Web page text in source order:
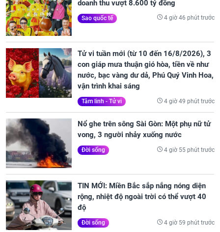
doanh thu vượt 8.600 tỷ đồng
Sao quốc tế 4 giờ 46 phút trước
Tử vi tuần mới (từ 10 đến 16/8/2026), 3
con giáp mưa thuận gió hòa, tiền về như
nước, bạc vàng dư dả, Phú Quý Vinh Hoa,
vận trình khai sáng
Tâm linh - Tử vi 4 giờ 49 phút trước
Nổ ghe trên sông Sài Gòn: Một phụ nữ tử
vong, 3 người nhảy xuống nước
Đời sống 4 giờ 55 phút trước
TIN MỚI: Miền Bắc sắp nắng nóng diện
rộng, nhiệt độ ngoài trời có thể vượt 40
độ
Đời sống 4 giờ 59 phút trước